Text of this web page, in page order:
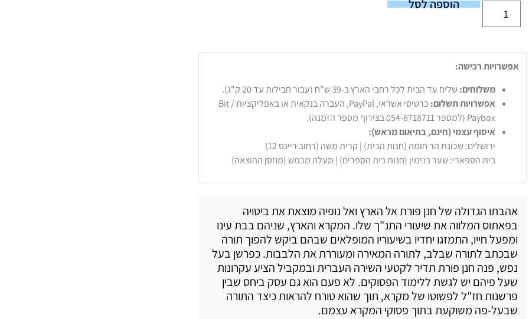
הוספה לסל
אפשרויות רכישה:
משלוחים:שליח עד הבית לכל רחבי הארץ ב-39 ש"ח (עבור חבילות עד 20 ק"ג).
אפשרויות תשלום:
כרטיסי אשראי, PayPal, העברה בנקאית או באפליקציות Bit /
Paybox (למספר 054-6718711 בצירוף מספר הזמנה).
איסוף עצמי (חינם, בתיאום מראש):
ירושלים: שכונת הר חומה (חנות הבית) | קרית משה (רחוב ריינס 12)
בית הספארי: שער בנימין (חנות בית הספרים) | מעלה מכמש (מחסן ההוצאה)
אהבתו הגדולה של חנן פורת אל הארץ ואל נופיה מוצאת את ביטויה
בפאתוס המלווה את שיעורי התנ"ך שלו. המקרא והארץ, שניהם בבת עינו
ומפעל חייו, התמזגו יחדיו בשיעוריו המופלאים שבהם ביקש להפוך תורה
שבכתב לתורה שבלב, לתורה המאירה ומעוררת את הלבבות. כפרשן בעל
נפש, פנה חנן פורת תדיר לקטעי השירה העברית ובמקביל הציע עקרונות
שעל פיהם יש לגשת ללימוד הפסוקים. לא פעם הוא גם עסק ביחס שבין
פרשנות חז"ל לפשוטו של מקרא, תוך שהוא טורח להראות כיצד התורה
שבעל-פה משוקעת בתוך פסוקי המקרא עצמם.